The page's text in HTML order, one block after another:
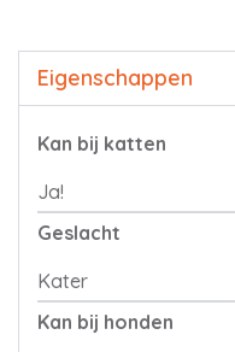
Eigenschappen
Kan bij katten
Ja!
Geslacht
Kater
Kan bij honden